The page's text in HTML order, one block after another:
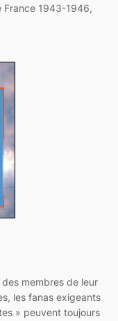
France 1943-1946,
membres de leur
les fanas exigeants
» peuvent toujours